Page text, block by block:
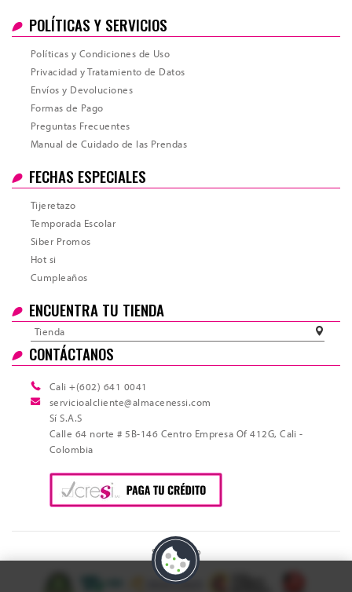
POLÍTICAS Y SERVICIOS
Políticas y Condiciones de Uso
Privacidad y Tratamiento de Datos
Envíos y Devoluciones
Formas de Pago
Preguntas Frecuentes
Manual de Cuidado de las Prendas
FECHAS ESPECIALES
Tijeretazo
Temporada Escolar
Siber Promos
Hot si
Cumpleaños
ENCUENTRA TU TIENDA
Tienda
CONTÁCTANOS
Cali +(602) 641 0041
servicioalcliente@almacenessi.com
Sí S.A.S
Calle 64 norte # 5B-146 Centro Empresa Of 412G, Cali -
Colombia
Sitio Seguro